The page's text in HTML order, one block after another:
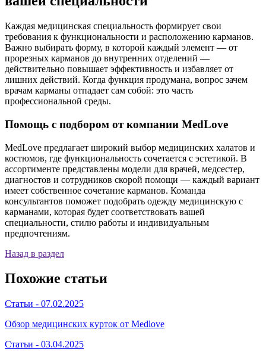
Каждая медицинская специальность формирует свои
требования к функциональности и расположению карманов.
Важно выбирать форму, в которой каждый элемент — от
прорезных карманов до внутренних отделений —
действительно повышает эффективность и избавляет от
лишних действий. Когда функция продумана, вопрос зачем
врачам карманы отпадает сам собой: это часть
профессиональной среды.
Помощь с подбором от компании MedLove
MedLove предлагает широкий выбор медицинских халатов и
костюмов, где функциональность сочетается с эстетикой. В
ассортименте представлены модели для врачей, медсестер,
диагностов и сотрудников скорой помощи — каждый вариант
имеет собственное сочетание карманов. Команда
консультантов поможет подобрать одежду медицинскую с
карманами, которая будет соответствовать вашей
специальности, стилю работы и индивидуальным
предпочтениям.
Назад в раздел
Похожие статьи
Статьи - 07.02.2025
Обзор медицинских курток от Medlove
Статьи - 03.04.2025